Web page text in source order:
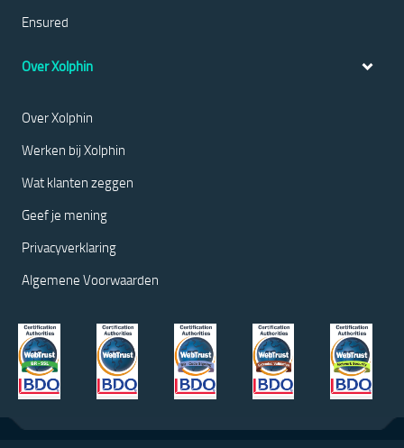
Ensured
Over Xolphin
Over Xolphin
Werken bij Xolphin
Wat klanten zeggen
Geef je mening
Privacyverklaring
Algemene Voorwaarden